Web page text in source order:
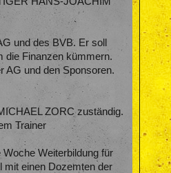
und des BVB. Er soll
die Finanzen kümmern.
AG und den Sponsoren.
ZORC zuständig.
Trainer
Weiterbildung für
mit einen Dozemten der